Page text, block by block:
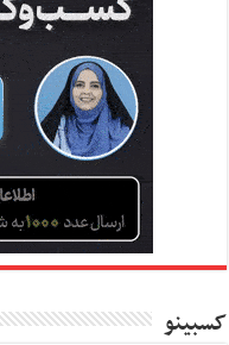
کسبینو